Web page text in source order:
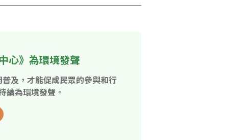
心》為環境發聲
及，才能促成民眾的參與和行
續為環境發聲。